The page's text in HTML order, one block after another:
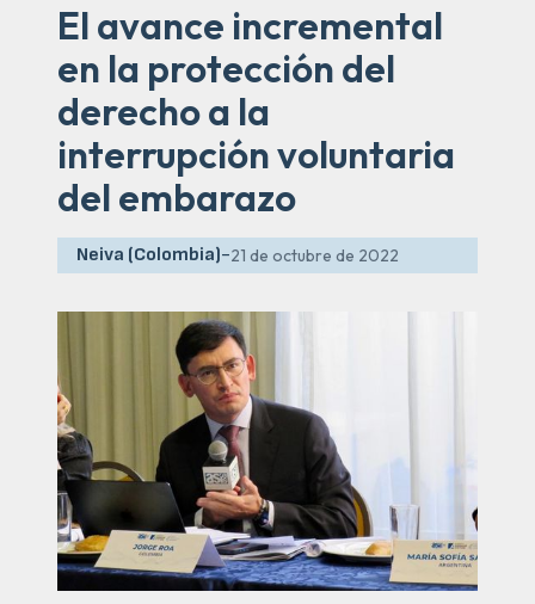
El avance incremental
en la protección del
derecho a la
interrupción voluntaria
del embarazo
Neiva (Colombia)-21 de octubre de 2022